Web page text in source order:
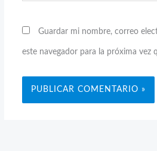
Guardar mi nombre, correo
este navegador para la próxima vez